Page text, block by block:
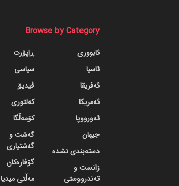
Browse by Category
ئابووری
ئاسیا
ئەفریقا
ئەمریکا
ئەورووپا
جیهان
دسته‌بندی نشده
زانست و
تەندرووستی
ڕاپۆرت
سیاسی
ڤیدیۆ
کەلتوری
کۆمەڵگا
گه‌شت و
گه‌شتیاری
گۆڤاره‌کان
مەڵتی میدیا